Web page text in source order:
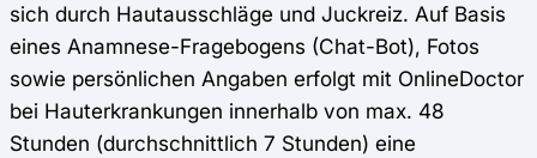
sich durch Hautausschläge und Juckreiz. Auf Basis
eines Anamnese-Fragebogens (Chat-Bot), Fotos
sowie persönlichen Angaben erfolgt mit OnlineDoctor
bei Hauterkrankungen innerhalb von max. 48
Stunden (durchschnittlich 7 Stunden) eine